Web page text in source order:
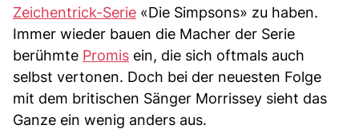
Zeichentrick-Serie «Die Simpsons» zu haben.
Immer wieder bauen die Macher der Serie
berühmte Promis ein, die sich oftmals auch
selbst vertonen. Doch bei der neuesten Folge
mit dem britischen Sänger Morrissey sieht das
Ganze ein wenig anders aus.